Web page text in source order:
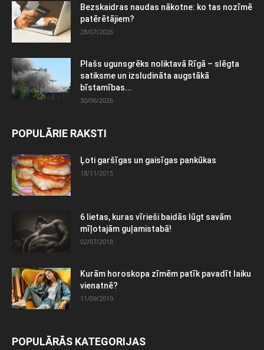
Bezskaidras naudas nākotne: ko tas nozīmē
patērētājiem?
28/07/2026
Plašs ugunsgrēks noliktavā Rīgā – slēgta
satiksme un izsludināta augstākā
bīstamības...
30/06/2026
POPULĀRIE RAKSTI
Ļoti garšīgas un gaisīgas pankūkas
18/11/2015
6 lietas, kuras vīrieši baidās lūgt savām
mīļotajām guļamistabā!
02/07/2018
Kurām horoskopa zīmēm patīk pavadīt laiku
vienatnē?
11/09/2019
POPULĀRĀS KATEGORIJAS